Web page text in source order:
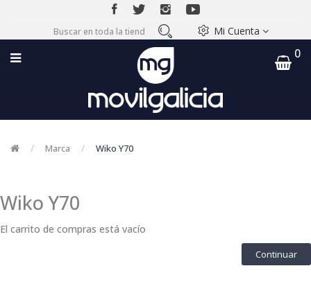
Mi Cuenta
0
Marca Wiko Y70
Wiko Y70
El carrito de compras está vacío
Continuar